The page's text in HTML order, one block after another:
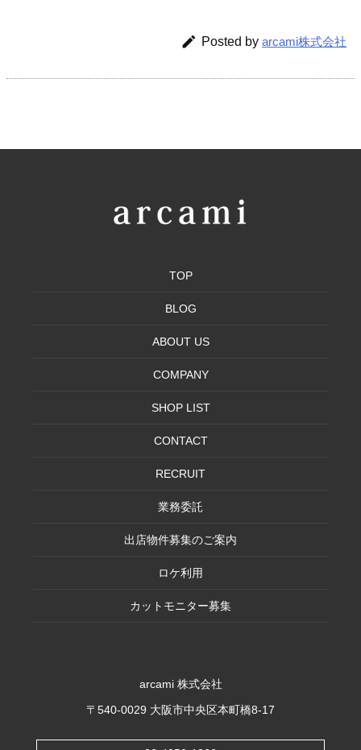
 Posted by arcami株式会社
TOP
BLOG
ABOUT US
COMPANY
SHOP LIST
CONTACT
RECRUIT
業務委託
出店物件募集のご案内
ロケ利用
カットモニター募集
arcami 株式会社
〒540-0029 大阪市中央区本町橋8-17